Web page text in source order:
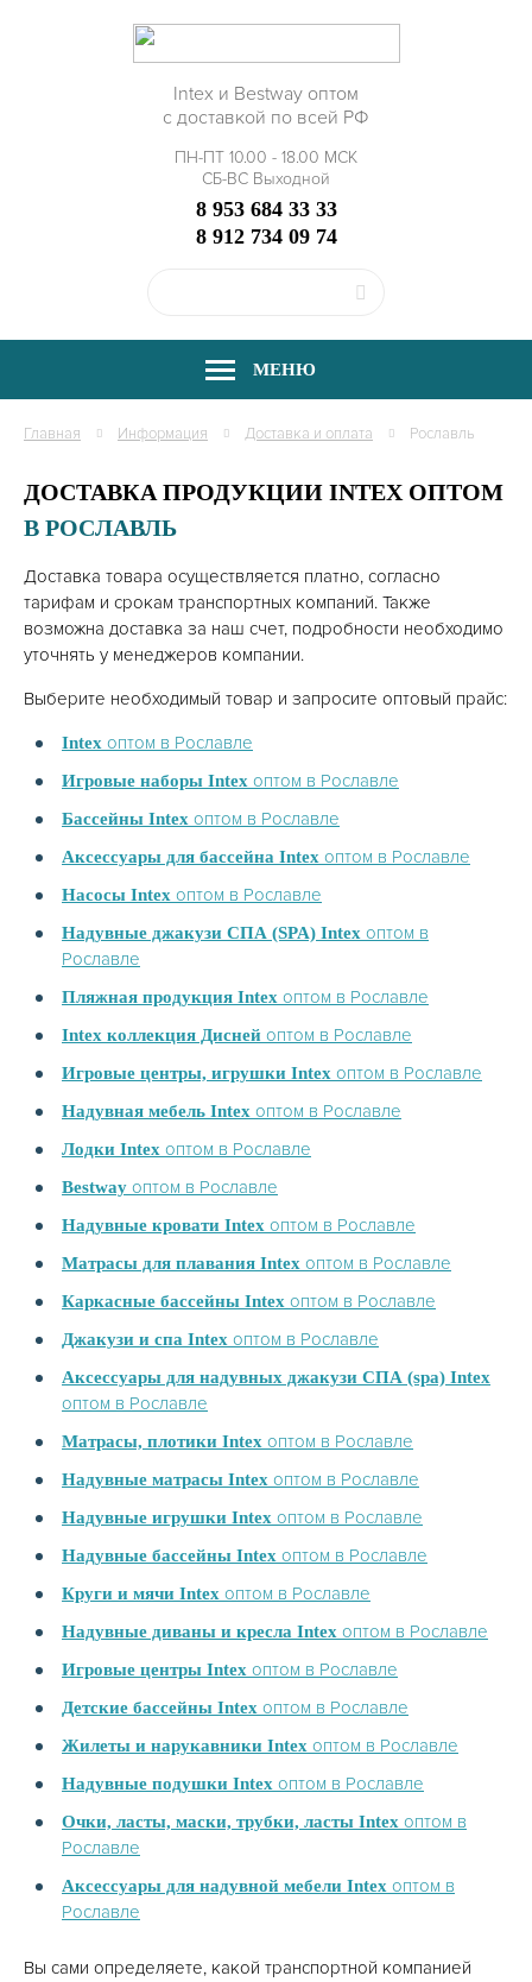
Intex и Bestway оптом
с доставкой по всей РФ
ПН-ПТ 10.00 - 18.00 МСК
СБ-ВС Выходной
8 953 684 33 33
8 912 734 09 74
МЕНЮ
Главная Информация Доставка и оплата Рославль
ДОСТАВКА ПРОДУКЦИИ INTEX ОПТОМ
В РОСЛАВЛЬ
Доставка товара осуществляется платно, согласно
тарифам и срокам транспортных компаний. Также
возможна доставка за наш счет, подробности необходимо
уточнять у менеджеров компании.
Выберите необходимый товар и запросите оптовый прайс:
Intex оптом в Рославле
Игровые наборы Intex оптом в Рославле
Бассейны Intex оптом в Рославле
Аксессуары для бассейна Intex оптом в Рославле
Насосы Intex оптом в Рославле
Надувные джакузи СПА (SPA) Intex оптом в
Рославле
Пляжная продукция Intex оптом в Рославле
Intex коллекция Дисней оптом в Рославле
Игровые центры, игрушки Intex оптом в Рославле
Надувная мебель Intex оптом в Рославле
Лодки Intex оптом в Рославле
Bestway оптом в Рославле
Надувные кровати Intex оптом в Рославле
Матрасы для плавания Intex оптом в Рославле
Каркасные бассейны Intex оптом в Рославле
Джакузи и спа Intex оптом в Рославле
Аксессуары для надувных джакузи СПА (spa) Intex
оптом в Рославле
Матрасы, плотики Intex оптом в Рославле
Надувные матрасы Intex оптом в Рославле
Надувные игрушки Intex оптом в Рославле
Надувные бассейны Intex оптом в Рославле
Круги и мячи Intex оптом в Рославле
Надувные диваны и кресла Intex оптом в Рославле
Игровые центры Intex оптом в Рославле
Детские бассейны Intex оптом в Рославле
Жилеты и нарукавники Intex оптом в Рославле
Надувные подушки Intex оптом в Рославле
Очки, ласты, маски, трубки, ласты Intex оптом в
Рославле
Аксессуары для надувной мебели Intex оптом в
Рославле
Вы сами определяете, какой транспортной компанией